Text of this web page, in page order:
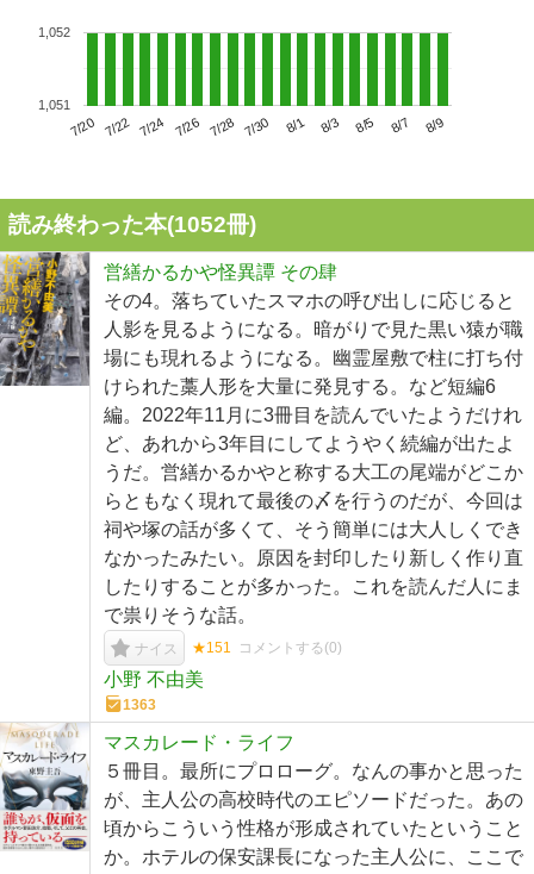
7/20 7/22 7/24 7/26 7/28 7/30 8/1 8/3 8/5 8/7 8/9
1,051
1,052
読み終わった本(1052冊)
営繕かるかや怪異譚 その肆
その4。落ちていたスマホの呼び出しに応じると
人影を見るようになる。暗がりで見た黒い猿が職
場にも現れるようになる。幽霊屋敷で柱に打ち付
けられた藁人形を大量に発見する。など短編6
編。2022年11月に3冊目を読んでいたようだけれ
ど、あれから3年目にしてようやく続編が出たよ
うだ。営繕かるかやと称する大工の尾端がどこか
らともなく現れて最後の〆を行うのだが、今回は
祠や塚の話が多くて、そう簡単には大人しくでき
なかったみたい。原因を封印したり新しく作り直
したりすることが多かった。これを読んだ人にま
で祟りそうな話。
ナイス ★151 コメントする(0)
小野 不由美
1363
マスカレード・ライフ
５冊目。最所にプロローグ。なんの事かと思った
が、主人公の高校時代のエピソードだった。あの
頃からこういう性格が形成されていたということ
か。ホテルの保安課長になった主人公に、ここで